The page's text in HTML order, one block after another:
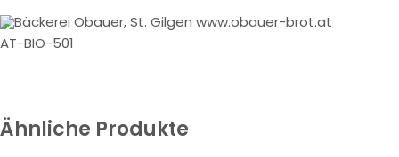
Bäckerei Obauer, St. Gilgen www.obauer-brot.at
AT-BIO-501
Ähnliche Produkte